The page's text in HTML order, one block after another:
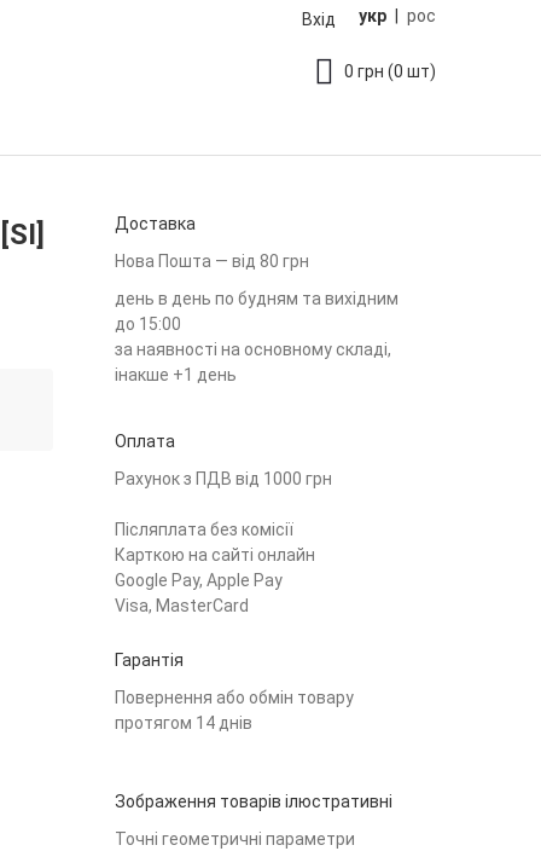
укр рос
Вхід
0 грн (0 шт)
Доставка
Нова Пошта — від 80 грн
день в день по будням та вихідним
до 15:00
за наявності на основному складі,
інакше +1 день
Оплата
Рахунок з ПДВ від 1000 грн
Післяплата без комісії
Карткою на сайті онлайн
Google Pay, Apple Pay
Visa, MasterCard
Гарантія
Повернення або обмін товару
протягом 14 днів
Зображення товарів ілюстративні
Точні геометричні параметри